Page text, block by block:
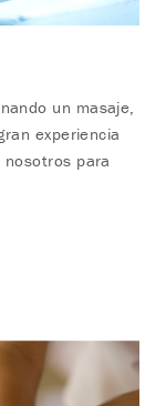
un masaje,
experiencia
para